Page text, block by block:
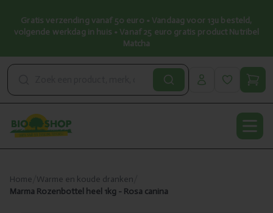
Gratis verzending vanaf 50 euro • Vandaag voor 13u besteld,
volgende werkdag in huis • Vanaf 25 euro gratis product Nutribel
Matcha
Home Warme en koude dranken
Marma Rozenbottel heel 1kg - Rosa canina